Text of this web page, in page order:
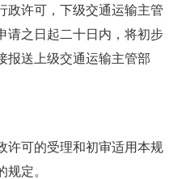
政许可，下级交通运输主管
请之日起二十日内，将初步
报送上级交通运输主管部
许可的受理和初审适用本规
定。